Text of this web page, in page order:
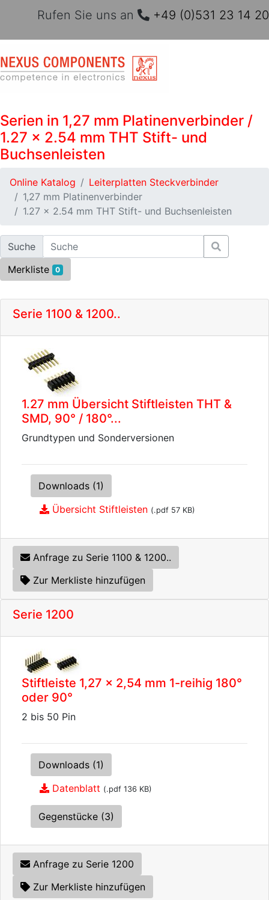
Rufen Sie uns an +49 (0)531 23 14 20
Serien in 1,27 mm Platinenverbinder /
1.27 x 2.54 mm THT Stift- und
Buchsenleisten
Online Katalog
Leiterplatten Steckverbinder
1,27 mm Platinenverbinder
1.27 x 2.54 mm THT Stift- und Buchsenleisten
Suche
Merkliste
0
Serie 1100 & 1200..
1.27 mm Übersicht Stiftleisten THT &
SMD, 90° / 180°...
Grundtypen und Sonderversionen
Downloads (1)
Übersicht Stiftleisten (.pdf 57 KB)
Anfrage zu Serie 1100 & 1200..
Zur Merkliste hinzufügen
Serie 1200
Stiftleiste 1,27 x 2,54 mm 1-reihig 180°
oder 90°
2 bis 50 Pin
Downloads (1)
Datenblatt (.pdf 136 KB)
Gegenstücke (3)
Anfrage zu Serie 1200
Zur Merkliste hinzufügen